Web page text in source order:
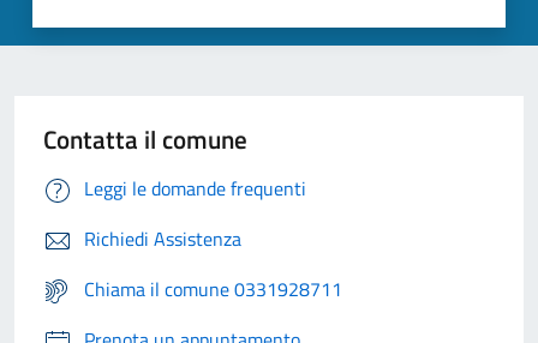
Contatta il comune
Leggi le domande frequenti
Richiedi Assistenza
Chiama il comune 0331928711